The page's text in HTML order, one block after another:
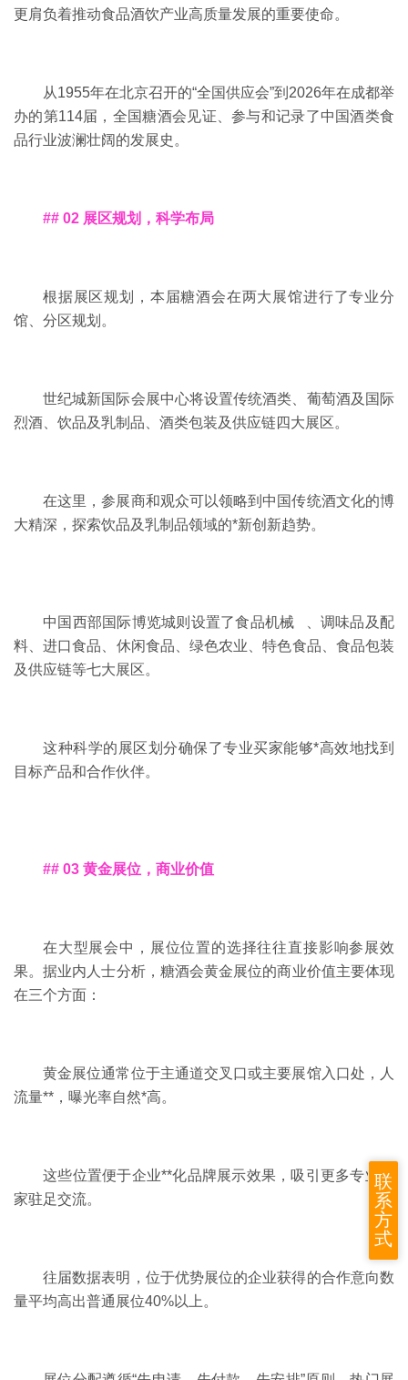
更肩负着推动食品酒饮产业高质量发展的重要使命。
从1955年在北京召开的“全国供应会”到2026年在成都举
办的第114届，全国糖酒会见证、参与和记录了中国酒类食
品行业波澜壮阔的发展史。
## 02 展区规划，科学布局
根据展区规划，本届糖酒会在两大展馆进行了专业分
馆、分区规划。
世纪城新国际会展中心将设置传统酒类、葡萄酒及国际
烈酒、饮品及乳制品、酒类包装及供应链四大展区。
在这里，参展商和观众可以领略到中国传统酒文化的博
大精深，探索饮品及乳制品领域的*新创新趋势。
中国西部国际博览城则设置了食品机械
、调味品及配
料、进口食品、休闲食品、绿色农业、特色食品、食品包装
及供应链等七大展区。
这种科学的展区划分确保了专业买家能够*高效地找到
目标产品和合作伙伴。
## 03 黄金展位，商业价值
在大型展会中，展位位置的选择往往直接影响参展效
果。据业内人士分析，糖酒会黄金展位的商业价值主要体现
在三个方面：
黄金展位通常位于主通道交叉口或主要展馆入口处，人
流量**，曝光率自然*高。
这些位置便于企业**化品牌展示效果，吸引更多专业买
家驻足交流。
往届数据表明，位于优势展位的企业获得的合作意向数
量平均高出普通展位40%以上。
联
系
方
式